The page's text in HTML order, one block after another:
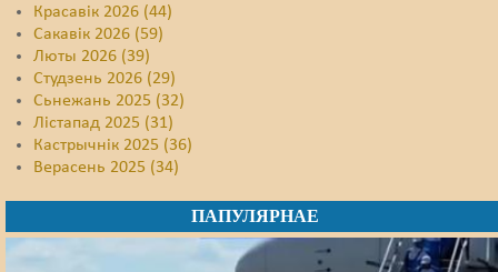
Красавік 2026 (44)
Сакавік 2026 (59)
Люты 2026 (39)
Студзень 2026 (29)
Сьнежань 2025 (32)
Лістапад 2025 (31)
Кастрычнік 2025 (36)
Верасень 2025 (34)
ПАПУЛЯРНАЕ